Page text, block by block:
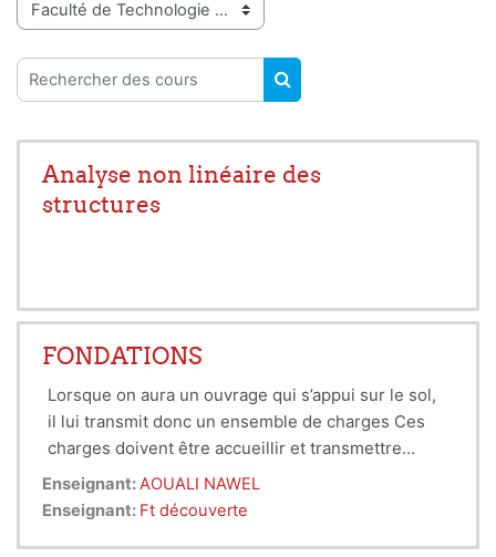
Catégories de cours
Rechercher des cours
RECHERCHER DES
Analyse non linéaire des
structures
FONDATIONS
Lorsque on aura un ouvrage qui s’appui sur le sol,
il lui transmit donc un ensemble de charges Ces
charges doivent être accueillir et transmettre
verticalement, horizontalement ou oblique
fondations qui sont la partie enterré d’un ouvrage
Enseignant:AOUALI NAWEL
Enseignant: Ft découverte